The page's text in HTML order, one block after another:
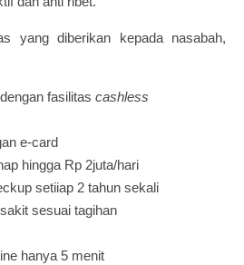
yang diberikan kepada nasabah,
fasilitas cashless
e-card
hingga Rp 2juta/hari
setiiap 2 tahun sekali
sesuai tagihan
hanya 5 menit